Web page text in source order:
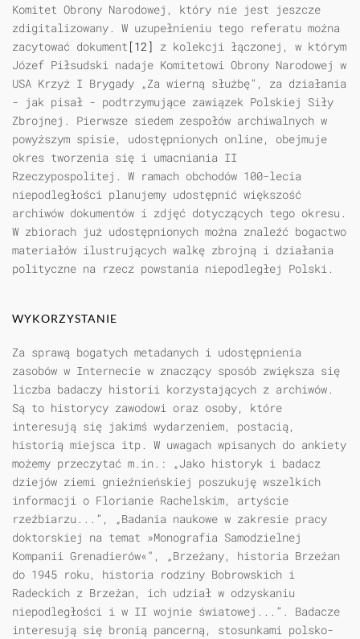
Komitet Obrony Narodowej, który nie jest jeszcze
zdigitalizowany. W uzupełnieniu tego referatu można
zacytować dokument [12] z kolekcji łączonej, w którym
Józef Piłsudski nadaje Komitetowi Obrony Narodowej w
USA Krzyż I Brygady „Za wierną służbę”, za działania
- jak pisał - podtrzymujące zawiązek Polskiej Siły
Zbrojnej. Pierwsze siedem zespołów archiwalnych w
powyższym spisie, udostępnionych online, obejmuje
okres tworzenia się i umacniania II
Rzeczypospolitej. W ramach obchodów 100-lecia
niepodległości planujemy udostępnić większość
archiwów dokumentów i zdjęć dotyczących tego okresu.
W zbiorach już udostępnionych można znaleźć bogactwo
materiałów ilustrujących walkę zbrojną i działania
polityczne na rzecz powstania niepodległej Polski.
WYKORZYSTANIE
Za sprawą bogatych metadanych i udostępnienia
zasobów w Internecie w znaczący sposób zwiększa się
liczba badaczy historii korzystających z archiwów.
Są to historycy zawodowi oraz osoby, które
interesują się jakimś wydarzeniem, postacią,
historią miejsca itp. W uwagach wpisanych do ankiety
możemy przeczytać m.in.: „Jako historyk i badacz
dziejów ziemi gnieźnieńskiej poszukuję wszelkich
informacji o Florianie Rachelskim, artyście
rzeźbiarzu...”, „Badania naukowe w zakresie pracy
doktorskiej na temat »Monografia Samodzielnej
Kompanii Grenadierów«“, „Brzeżany, historia Brzeżan
do 1945 roku, historia rodziny Bobrowskich i
Radeckich z Brzeżan, ich udział w odzyskaniu
niepodległości i w II wojnie światowej...”. Badacze
interesują się bronią pancerną, stosunkami polsko-